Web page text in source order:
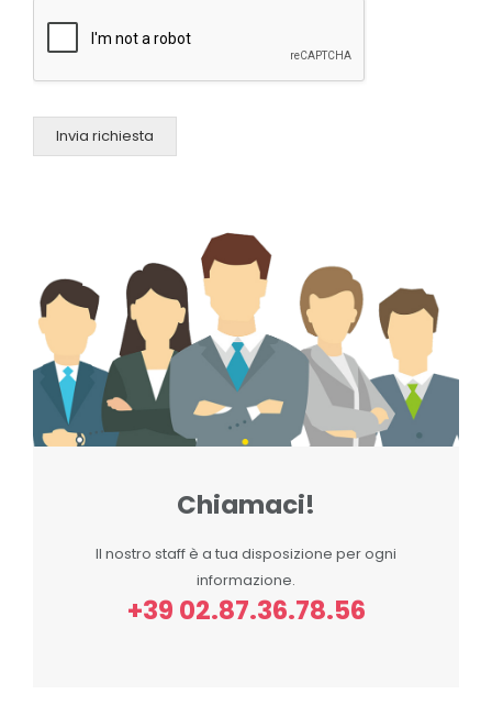
Invia richiesta
Chiamaci!
Il nostro staff è a tua disposizione per ogni
informazione.
+39 02.87.36.78.56